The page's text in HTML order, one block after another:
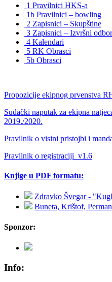
1 Pravilnici HKS-a
1b Pravilnici – bowling
2 Zapisnici – Skupštine
3 Zapisnici – Izvršni odbor
4 Kalendari
5 RK Obrasci
5b Obrasci
Propozicije ekipnog prvenstva
Sudački naputak za ekipna
2019./2020.
Pravilnik o visini pristojbi i
Pravilnik o registraciji_v1.6
Knjige u PDF formatu:
Zdravko Švegar -
Buneta, Krištof,
Sponzor:
Info: